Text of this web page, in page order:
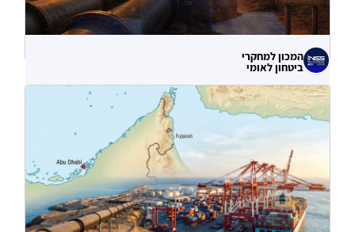
המכון למחקרי
ביטחון לאומי
לא רק הנזק המיידי: מה מלמדות תקיפות
הסייבר נגד תשתיות המים בארצות הברית?